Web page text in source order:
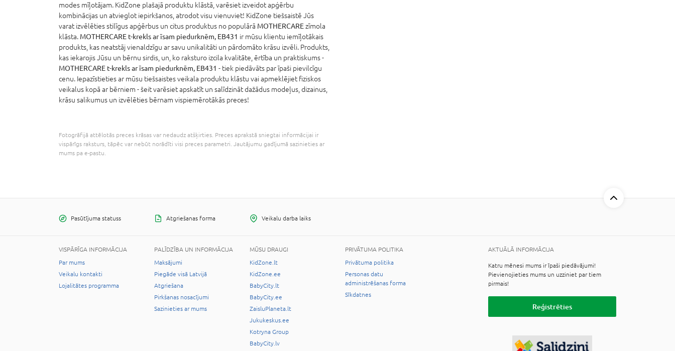
modes mīļotājam. KidZone plašajā produktu klāstā, varēsiet izveidot apģērbu
kombinācijas un atvieglot iepirkšanos, atrodot visu vienuviet! KidZone tiešsaistē Jūs
varat izvēlēties stilīgus apģērbus un citus produktus no populārā MOTHERCAREzīmola
klāsta. MOTHERCARE t-krekls ar īsam piedurknēm, EB431 ir mūsu klientu iemīļotākais
produkts, kas neatstāj vienaldzīgu ar savu unikalitāti un pārdomāto krāsu izvēli. Produkts,
kas iekarojis Jūsu un bērnu sirdis, un, ko raksturo izcila kvalitāte, ērtība un praktiskums -
MOTHERCARE t-krekls ar īsam piedurknēm, EB431 - tiek piedāvāts par īpaši pievilcīgu
cenu. Iepazīstieties ar mūsu tiešsaistes veikala produktu klāstu vai apmeklējiet fiziskos
veikalus kopā ar bērniem - šeit varēsiet apskatīt un salīdzināt dažādus modeļus, dizainus,
krāsu salikumus un izvēlēties bērnam vispiemērotākās preces!
Fotogrāfijā attēlotās preces krāsas var nedaudz atšķirties. Preces aprakstā sniegtai informācijai ir
vispārīgs raksturs, tāpēc var nebūt norādīti visi preces parametri. Jautājumu gadījumā sazinieties ar
mums pa e-pastu.
Pasūtījuma statuss Atgriešanas forma Veikalu darba laiks
VISPĀRĪGA INFORMĀCIJA
Par mums
Veikalu kontakti
Lojalitātes programma
PALĪDZĪBA UN INFORMĀCIJA
Maksājumi
Piegāde visā Latvijā
Atgriešana
Pirkšanas nosacījumi
Sazinieties ar mums
MŪSU DRAUGI
KidZone.lt
KidZone.ee
BabyCity.lt
BabyCity.ee
ZaisluPlaneta.lt
Jukukeskus.ee
Kotryna Group
BabyCity.lv
PRIVĀTUMA POLITIKA
Privātuma politika
Personas datu
administrēšanas forma
Sīkdatnes
AKTUĀLĀ INFORMĀCIJA
Katru mēnesi mums ir īpaši piedāvājumi!
Pievienojieties mums un uzziniet par tiem
pirmais!
Reģistrēties